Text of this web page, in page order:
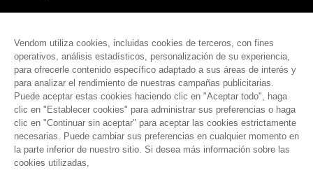
Nuestras tarifas
Preguntas frecuentes
Prensa
español (es)
© THE VENDÔM COMPANY, TODOS LOS DERECHOS RESERVADOS